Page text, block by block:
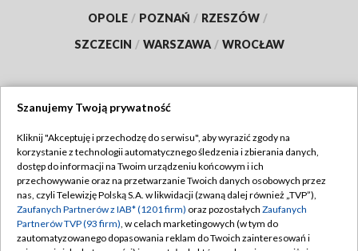
OPOLE / POZNAŃ / RZESZÓW /
SZCZECIN / WARSZAWA / WROCŁAW
TVP
Abonament TVP
Emisja w TVP
Centrum informacji TVP
Regulamin TVP
Polityka prywatności
Moje zgody
Szanujemy Twoją prywatność
Kliknij "Akceptuję i przechodzę do serwisu", aby wyrazić zgody na
korzystanie z technologii automatycznego śledzenia i zbierania danych,
dostęp do informacji na Twoim urządzeniu końcowym i ich
przechowywanie oraz na przetwarzanie Twoich danych osobowych przez
nas, czyli Telewizję Polską S.A. w likwidacji (zwaną dalej również „TVP”),
Zaufanych Partnerów z IAB* (1201 firm) oraz pozostałych Zaufanych
Partnerów TVP (93 firm), w celach marketingowych (w tym do
zautomatyzowanego dopasowania reklam do Twoich zainteresowań i